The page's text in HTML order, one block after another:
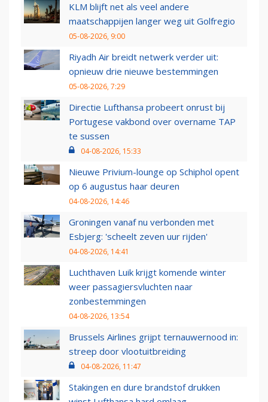
KLM blijft net als veel andere
maatschappijen langer weg uit Golfregio
05-08-2026, 9:00
Riyadh Air breidt netwerk verder uit:
opnieuw drie nieuwe bestemmingen
05-08-2026, 7:29
Directie Lufthansa probeert onrust bij
Portugese vakbond over overname TAP
te sussen
04-08-2026, 15:33
Nieuwe Privium-lounge op Schiphol opent
op 6 augustus haar deuren
04-08-2026, 14:46
Groningen vanaf nu verbonden met
Esbjerg: 'scheelt zeven uur rijden'
04-08-2026, 14:41
Luchthaven Luik krijgt komende winter
weer passagiersvluchten naar
zonbestemmingen
04-08-2026, 13:54
Brussels Airlines grijpt ternauwernood in:
streep door vlootuitbreiding
04-08-2026, 11:47
Stakingen en dure brandstof drukken